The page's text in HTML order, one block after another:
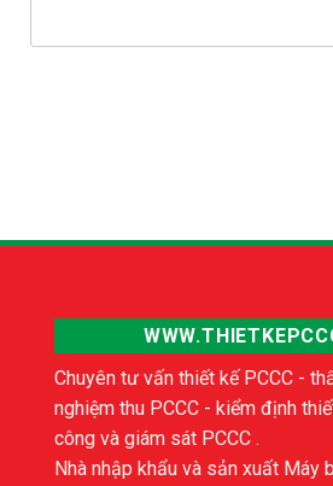
Chuyên tư vấn thiết kế PCCC -
nghiệm thu PCCC - kiểm định
công và giám sát PCCC .
Nhà nhập khẩu và sản xuất Máy